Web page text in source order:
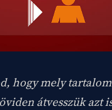
hogy mely
átvesszük azt